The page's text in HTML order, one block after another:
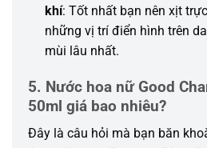
khí: Tốt nhất bạn nên xịt
những vị trí điển hình trên
mùi lâu nhất.
5. Nước hoa nữ Good
50ml giá bao nhiêu?
Đây là câu hỏi mà bạn băn